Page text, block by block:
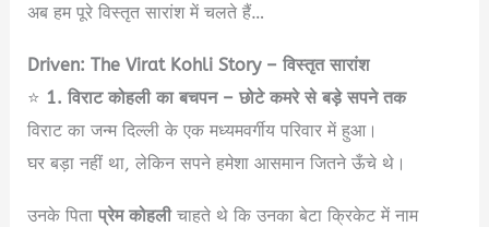
अब हम पूरे विस्तृत सारांश में चलते हैं…
Driven: The Virat Kohli Story – विस्तृत सारांश
⭐ 1. विराट कोहली का बचपन – छोटे कमरे से बड़े सपने तक
विराट का जन्म दिल्ली के एक मध्यमवर्गीय परिवार में हुआ।
घर बड़ा नहीं था, लेकिन सपने हमेशा आसमान जितने ऊँचे थे।
उनके पिताप्रेम कोहलीचाहते थे कि उनका बेटा क्रिकेट में नाम